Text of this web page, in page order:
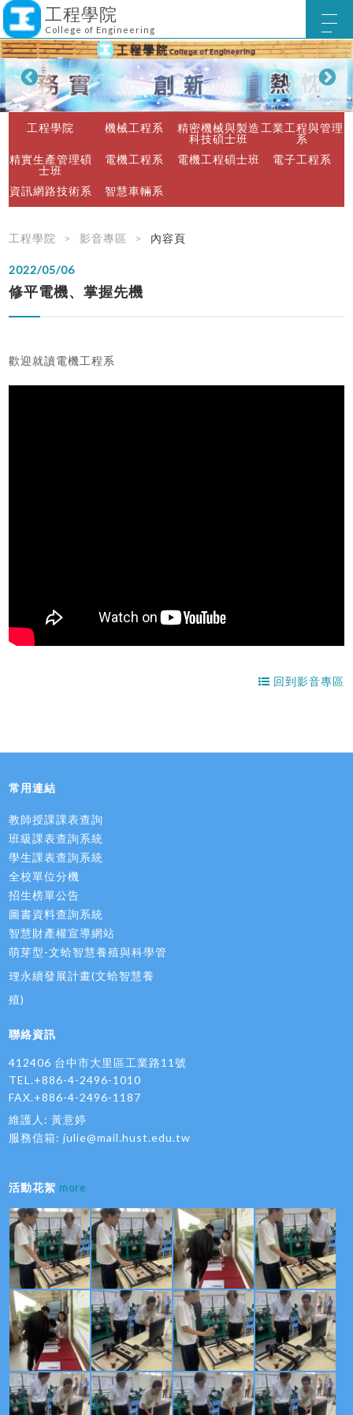
工程學院
College of Engineering
工程學院 機械工程系
精密機械與製造
科技碩士班
工業工程與管理
系
精實生產管理碩
士班
電機工程系 電機工程碩士班 電子工程系
資訊網路技術系 智慧車輛系
工程學院 影音專區 內容頁
2022/05/06
修平電機、掌握先機
歡迎就讀電機工程系
回到影音專區
常用連結
教師授課課表查詢
班級課表查詢系統
學生課表查詢系統
全校單位分機
招生榜單公告
圖書資料查詢系統
智慧財產權宣導網站
萌芽型-文蛤智慧養殖與科學管
理永續發展計畫(文蛤智慧養
殖)
聯絡資訊
412406 台中市大里區工業路11號
TEL.+886-4-2496-1010
FAX.+886-4-2496-1187
維護人: 黃意婷
服務信箱:julie@mail.hust.edu.tw
活動花絮 more